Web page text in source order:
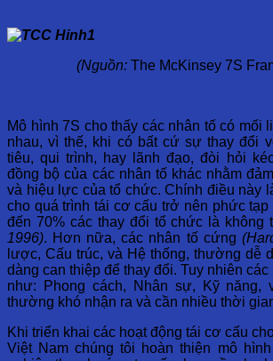
(Nguồn: The McKinsey 7S
Mô hình 7S cho thấy các nhân tố có mối
nhau, vì thế, khi có bất cứ sự thay đổi
tiêu, qui trình, hay lãnh đạo, đòi hỏi
đồng bộ của các nhân tố khác nhằm
và hiệu lực của tổ chức. Chính điều này
cho quá trình tái cơ cấu trở nên phức tạp
đến 70% các thay đổi tổ chức là không
1996). Hơn nữa, các nhân tố cứng
lược, Cấu trúc, và Hệ thống, thường dễ
dàng can thiệp để thay đổi. Tuy nhiên các
như: Phong cách, Nhân sự, Kỹ năng,
thường khó nhận ra và cần nhiều thời
Khi triển khai các hoạt động tái cơ cấu
Việt Nam chúng tôi hoàn thiện mô